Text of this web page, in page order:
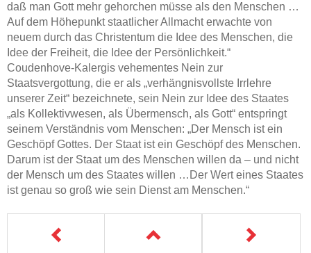
daß man Gott mehr gehorchen müsse als den Menschen …
Auf dem Höhepunkt staatlicher Allmacht erwachte von
neuem durch das Christentum die Idee des Menschen, die
Idee der Freiheit, die Idee der Persönlichkeit.“
Coudenhove-Kalergis vehementes Nein zur
Staatsvergottung, die er als „verhängnisvollste Irrlehre
unserer Zeit“ bezeichnete, sein Nein zur Idee des Staates
„als Kollektivwesen, als Übermensch, als Gott“ entspringt
seinem Verständnis vom Menschen: „Der Mensch ist ein
Geschöpf Gottes. Der Staat ist ein Geschöpf des Menschen.
Darum ist der Staat um des Menschen willen da – und nicht
der Mensch um des Staates willen …Der Wert eines Staates
ist genau so groß wie sein Dienst am Menschen.“